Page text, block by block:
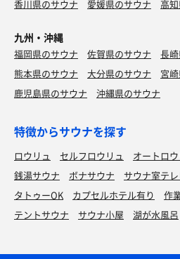
香川県のサウナ
愛媛県のサウナ 高
九州・沖縄
福岡県のサウナ 佐賀県のサウナ
長
熊本県のサウナ
大分県のサウナ
宮
鹿児島県のサウナ
沖縄県のサウナ
特徴からサウナを探す
ロウリュ セルフロウリュ オートロ
銭湯サウナ
ボナサウナ サウナ室テ
タトゥーOK
カプセルホテル有り
作
テントサウナ
サウナ小屋 湖が水風呂